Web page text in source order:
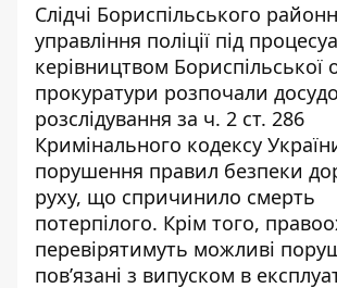
Слідчі Бориспільського
управління поліції під
керівництвом Бориспільської
прокуратури розпочали
розслідування за ч. 2 ст. 286
Кримінального кодексу
порушення правил безпеки
руху, що спричинило смерть
потерпілого. Крім того,
перевірятимуть можливі
пов’язані з випуском в